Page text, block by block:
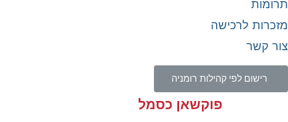
תרומות
מזכרות לרכישה
צור קשר
רישום לפי קהילות רומניה
פוקשאן כסמל